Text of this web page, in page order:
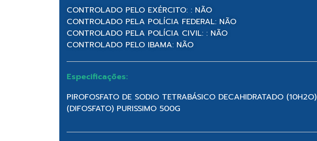
CONTROLADO PELO EXÉRCITO: : NÃO
CONTROLADO PELA POLÍCIA FEDERAL: NÃO
CONTROLADO PELA POLÍCIA CIVIL: : NÃO
CONTROLADO PELO IBAMA: NÃO
Especificações:
PIROFOSFATO DE SODIO TETRABÁSICO DECAHIDRATADO (10H2O)
(DIFOSFATO) PURISSIMO 500G